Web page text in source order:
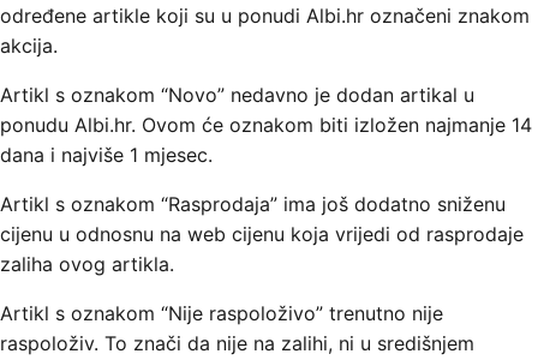
određene artikle koji su u ponudi Albi.hr označeni znakom
akcija.
Artikl s oznakom “Novo” nedavno je dodan artikal u
ponudu Albi.hr. Ovom će oznakom biti izložen najmanje 14
dana i najviše 1 mjesec.
Artikl s oznakom “Rasprodaja” ima još dodatno sniženu
cijenu u odnosnu na web cijenu koja vrijedi od rasprodaje
zaliha ovog artikla.
Artikl s oznakom “Nije raspoloživo” trenutno nije
raspoloživ. To znači da nije na zalihi, ni u središnjem